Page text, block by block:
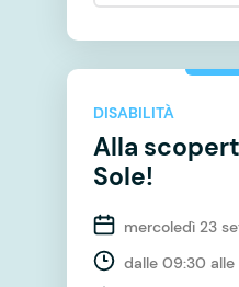
DISABILITÀ
Alla
Sole!
mercoledì 23
dalle 09:30 alle